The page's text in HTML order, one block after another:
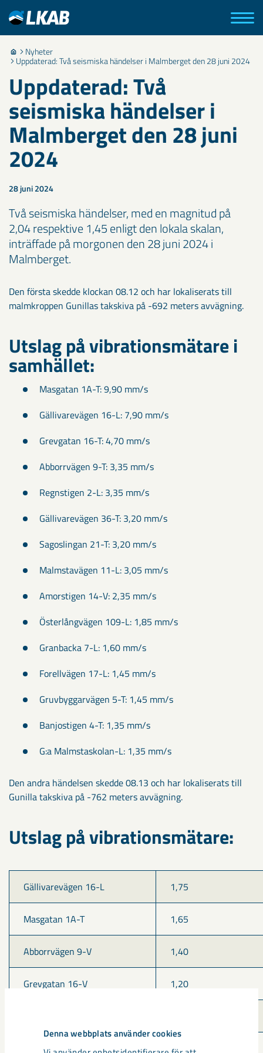
Denna webbplats använder cookies
Nyheter
Uppdaterad: Två seismiska händelser i Malmberget den 28 juni 2024
Uppdaterad: Två
seismiska händelser i
Malmberget den 28 juni
2024
28 juni 2024
Två seismiska händelser, med en magnitud på
2,04 respektive 1,45 enligt den lokala skalan,
inträffade på morgonen den 28 juni 2024 i
Malmberget.
Den första skedde klockan 08.12 och har lokaliserats till
malmkroppen Gunillas takskiva på -692 meters avvägning.
Utslag på vibrationsmätare i
samhället:
Masgatan 1A-T: 9,90 mm/s
Gällivarevägen 16-L: 7,90 mm/s
Grevgatan 16-T: 4,70 mm/s
Abborrvägen 9-T: 3,35 mm/s
Regnstigen 2-L: 3,35 mm/s
Gällivarevägen 36-T: 3,20 mm/s
Sagoslingan 21-T: 3,20 mm/s
Malmstavägen 11-L: 3,05 mm/s
Amorstigen 14-V: 2,35 mm/s
Österlångvägen 109-L: 1,85 mm/s
Granbacka 7-L: 1,60 mm/s
Forellvägen 17-L: 1,45 mm/s
Gruvbyggarvägen 5-T: 1,45 mm/s
Banjostigen 4-T: 1,35 mm/s
G:a Malmstaskolan-L: 1,35 mm/s
Den andra händelsen skedde 08.13 och har lokaliserats till
Gunilla takskiva på -762 meters avvägning.
Utslag på vibrationsmätare:
Gällivarevägen 16-L 1,75
Masgatan 1A-T 1,65
Abborrvägen 9-V 1,40
Grevgatan 16-V 1,20
Regnstigen 2-T 0,80